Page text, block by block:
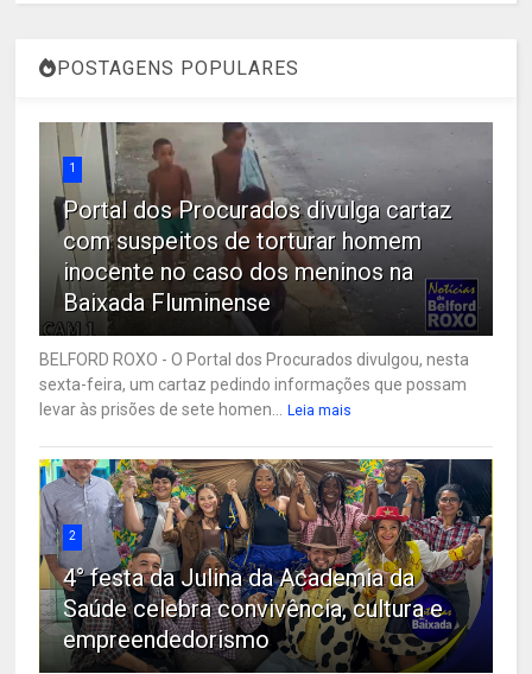
POSTAGENS POPULARES
1
Portal dos Procurados divulga cartaz
com suspeitos de torturar homem
inocente no caso dos meninos na
Baixada Fluminense
BELFORD ROXO - O Portal dos Procurados divulgou, nesta
sexta-feira, um cartaz pedindo informações que possam
levar às prisões de sete homen...
Leia mais
2
4° festa da Julina da Academia da
Saúde celebra convivência, cultura e
empreendedorismo